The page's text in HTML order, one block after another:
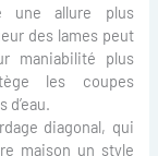
une allure plus
des lames peut
maniabilité plus
les coupes
d’eau.
diagonal, qui
maison un style